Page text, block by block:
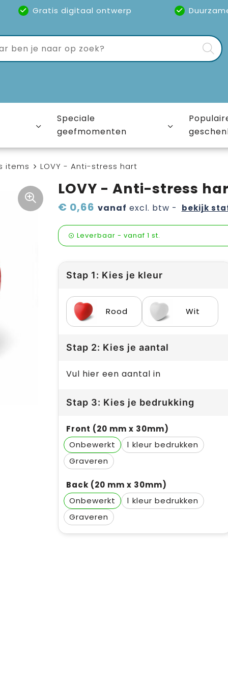
Gratis digitaal ontwerp
Speciale
geefmomenten
items LOVY - Anti-stress hart
LOVY - Anti-stress
€ 0,66 vanaf excl. btw - bekijk
Leverbaar - vanaf 1 st.
Stap 1: Kies je kleur
Rood Wit
Stap 2: Kies je aantal
Vul hier een aantal in
Stap 3: Kies je bedrukking
Front (20 mm x 30mm)
Onbewerkt
1
Graveren
Back (20 mm x 30mm)
Onbewerkt
1
Graveren